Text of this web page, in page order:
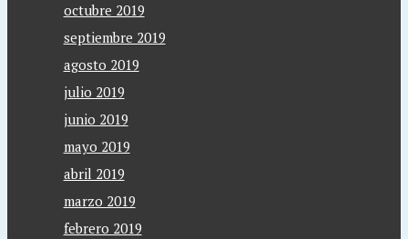
octubre 2019
septiembre 2019
agosto 2019
julio 2019
junio 2019
mayo 2019
abril 2019
marzo 2019
febrero 2019